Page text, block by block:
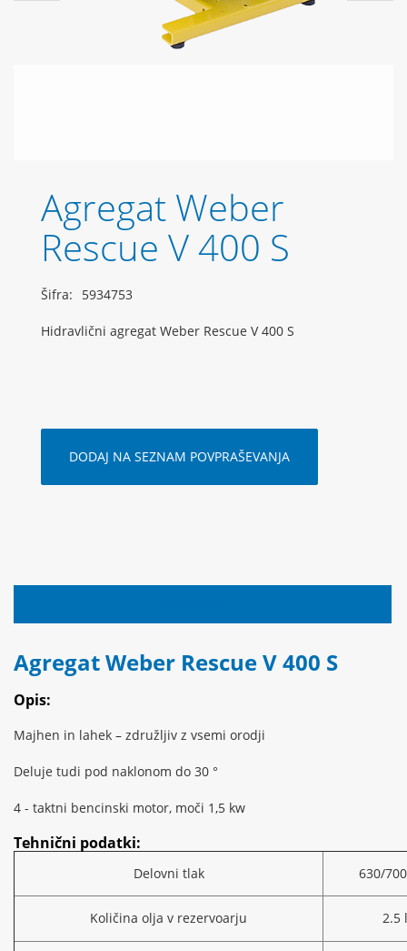
Agregat Weber
Rescue V 400 S
Šifra: 5934753
Hidravlični agregat Weber Rescue V 400 S
DODAJ NA SEZNAM POVPRAŠEVANJA
Agregat Weber Rescue V 400 S
Opis:
Majhen in lahek – združljiv z vsemi orodji
Deluje tudi pod naklonom do 30 °
4 - taktni bencinski motor, moči 1,5 kw
Tehnični podatki:
Delovni tlak 630/
Količina olja v rezervoarju 2.5 l